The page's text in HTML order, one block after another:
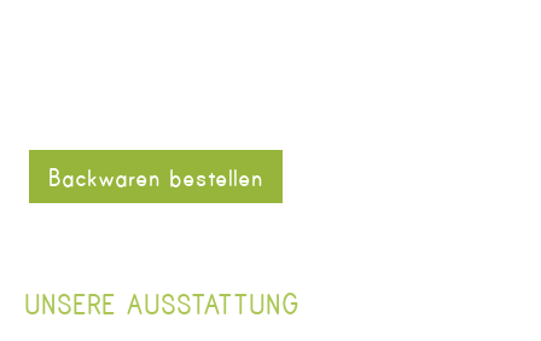
Backwaren bestellen
UNSERE AUSSTATTUNG